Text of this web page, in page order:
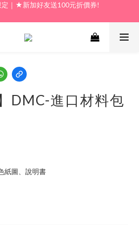
金｜★加入新會員領券送100元!
｜★加入新會員領券送100元!
DMC-進口材料包
紙圖、說明書